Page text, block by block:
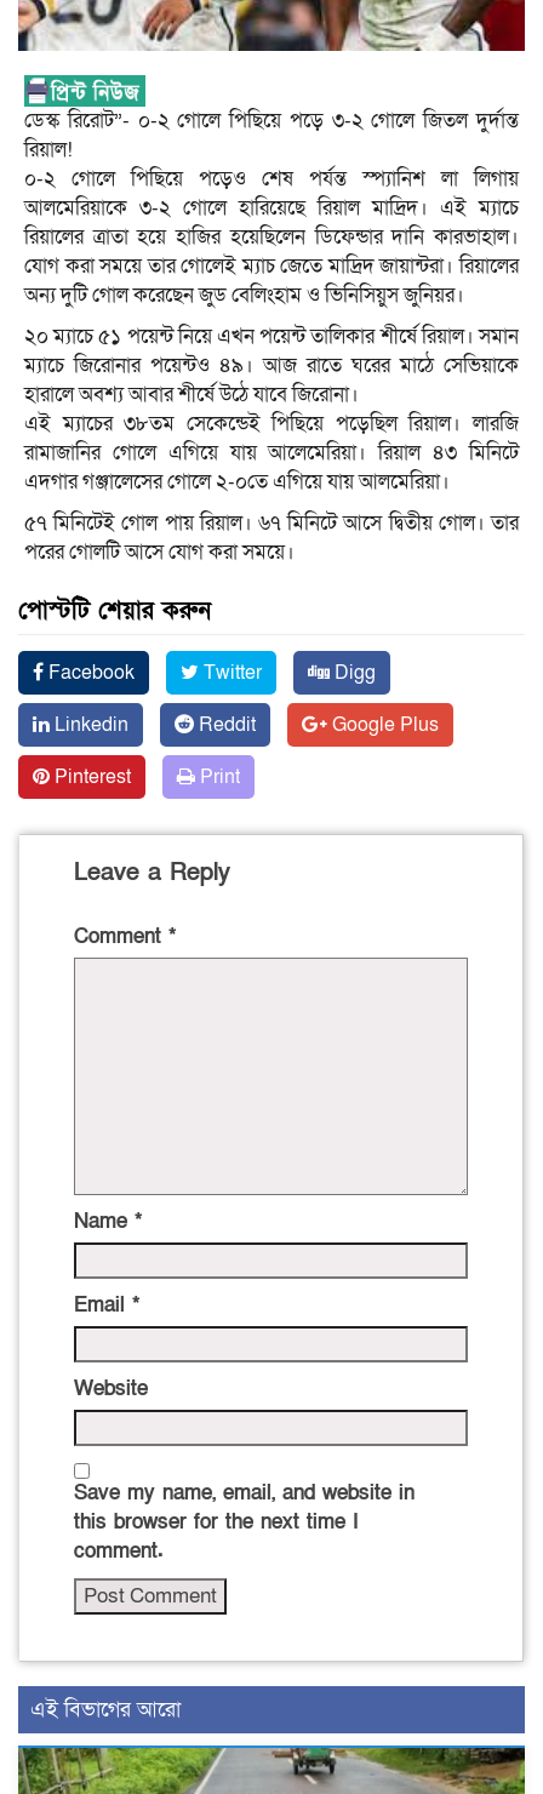
ডেস্ক রিরোট”- ০-২ গোলে পিছিয়ে পড়ে ৩-২ গোলে জিতল দুর্দান্ত
রিয়াল!
০-২ গোলে পিছিয়ে পড়েও শেষ পর্যন্ত স্প্যানিশ লা লিগায়
আলমেরিয়াকে ৩-২ গোলে হারিয়েছে রিয়াল মাদ্রিদ। এই ম্যাচে
রিয়ালের ত্রাতা হয়ে হাজির হয়েছিলেন ডিফেন্ডার দানি কারভাহাল।
যোগ করা সময়ে তার গোলেই ম্যাচ জেতে মাদ্রিদ জায়ান্টরা। রিয়ালের
অন্য দুটি গোল করেছেন জুড বেলিংহাম ও ভিনিসিয়ুস জুনিয়র।
২০ ম্যাচে ৫১ পয়েন্ট নিয়ে এখন পয়েন্ট তালিকার শীর্ষে রিয়াল। সমান
ম্যাচে জিরোনার পয়েন্টও ৪৯। আজ রাতে ঘরের মাঠে সেভিয়াকে
হারালে অবশ্য আবার শীর্ষে উঠে যাবে জিরোনা।
এই ম্যাচের ৩৮তম সেকেন্ডেই পিছিয়ে পড়েছিল রিয়াল। লারজি
রামাজানির গোলে এগিয়ে যায় আলেমেরিয়া। রিয়াল ৪৩ মিনিটে
এদগার গঞ্জালেসের গোলে ২-০তে এগিয়ে যায় আলমেরিয়া।
৫৭ মিনিটেই গোল পায় রিয়াল। ৬৭ মিনিটে আসে দ্বিতীয় গোল। তার
পরের গোলটি আসে যোগ করা সময়ে।
পোস্টটি শেয়ার করুন
Facebook Twitter
Digg
Linkedin
Reddit
Google Plus
Pinterest
Print
Leave a Reply
Comment *
Name *
Email *
Website
Save my name, email, and website in
this browser for the next time I
comment.
এই বিভাগের আরো